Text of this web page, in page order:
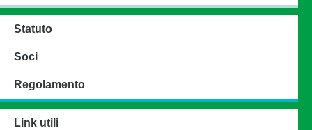
Statuto
Soci
Regolamento
Link utili